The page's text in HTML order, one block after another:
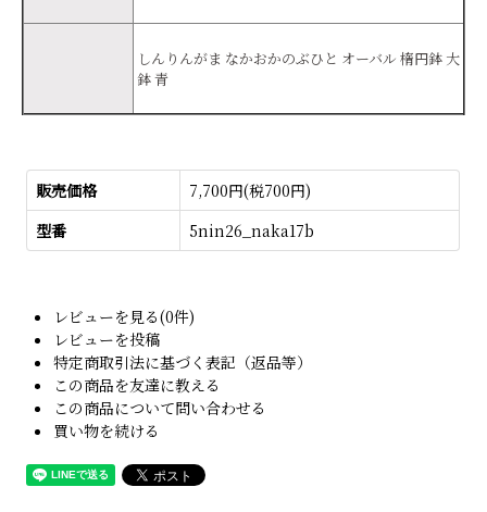
しんりんがま なかおかのぶひと オーバル 楕円鉢 大
鉢 青
販売価格
7,700円(税700円)
型番
5nin26_naka17b
レビューを見る(0件)
レビューを投稿
特定商取引法に基づく表記（返品等）
この商品を友達に教える
この商品について問い合わせる
買い物を続ける